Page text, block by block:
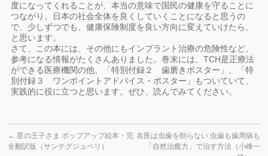
度になってくれることが、本当の意味で国民の健康を守ることに
つながり、日本の社会全体を良くしていくことになると思うの
で、少しずつでも、健康保険制度を良い方向に変えていけたら、
と思います。
さて、この本には、その他にもインプラント治療の危険性など、
参考になる情報がたくさんありました。巻末には、TCH是正療法
ができる医療機関の他、「特別付録２ 歯磨きポスター」、「特
別付録３ ワンポイントアドバイス・ポスター」もついていて、
実践的に役に立つと思います。ぜひ、読んでみてください。
← 星の王子さま ポップアップ絵本・完
全翻訳版（サンテグジュペリ）
名医は虫歯を削らない 虫歯も歯周病も
「自然治癒力」で治す方法（小峰一